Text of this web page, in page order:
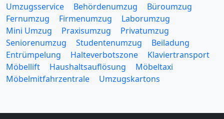
Umzugsservice Behördenumzug
Büroumzug
Fernumzug
Firmenumzug
Laborumzug
Mini Umzug
Praxisumzug
Privatumzug
Seniorenumzug
Studentenumzug
Beiladung
Entrümpelung
Halteverbotszone
Klaviertransport
Möbellift
Haushaltsauflösung
Möbeltaxi
Möbelmitfahrzentrale
Umzugskartons